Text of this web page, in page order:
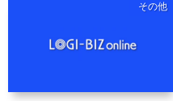
その他